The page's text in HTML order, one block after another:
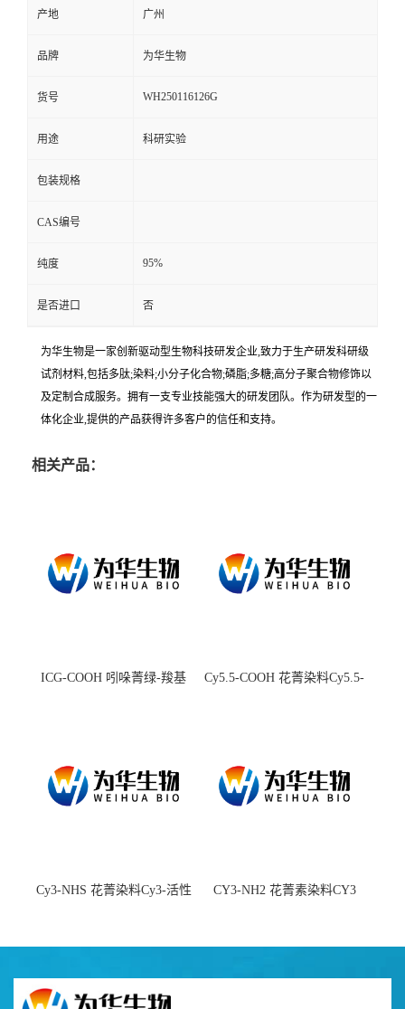
产地 广州
品牌 为华生物
货号 WH250116126G
用途 科研实验
包装规格
CAS编号
纯度 95%
是否进口 否
为华生物是一家创新驱动型生物科技研发企业,致力于生产研发科研级
试剂材料,包括多肽;染料;小分子化合物;磷脂;多糖;高分子聚合物修饰以
及定制合成服务。拥有一支专业技能强大的研发团队。作为研发型的一
体化企业,提供的产品获得许多客户的信任和支持。
相关产品：
ICG-COOH 吲哚菁绿-羧基
Cy5.5-COOH 花菁染料Cy5.5-
Cy3-NHS 花菁染料Cy3-活性
CY3-NH2 花菁素染料CY3